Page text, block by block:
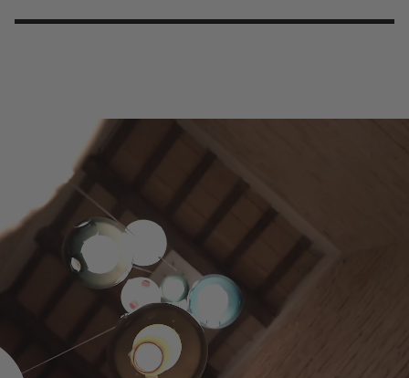
ISCRIVITI
10% off
Risparmia sul tuo primo ordine e
ricevi offerte solo via e-mail
quando ti iscrivi
email